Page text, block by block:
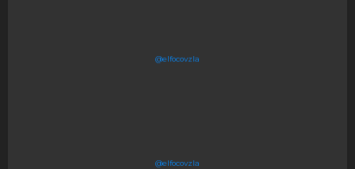
@elfocovzla
@elfocovzla